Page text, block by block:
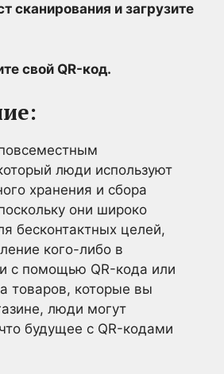
сканирования и загрузите
свой QR-код.
люди используют
хранения и сбора
они широко
бесконтактных целей,
кого-либо в
с помощью QR-кода или
товаров, которые вы
люди могут
будущее с QR-кодами